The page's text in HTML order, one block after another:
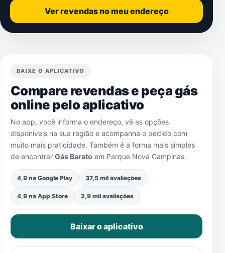
Ver revendas no meu endereço
BAIXE O APLICATIVO
Compare revendas e peça gás
online pelo aplicativo
No app, você informa o endereço, vê as opções
disponíveis na sua região e acompanha o pedido com
muito mais praticidade. Também é a forma mais simples
de encontrar Gás Barato em Parque Nova Campinas.
4,9 na Google Play 37,5 mil avaliações
4,9 na App Store 2,9 mil avaliações
Baixar o aplicativo